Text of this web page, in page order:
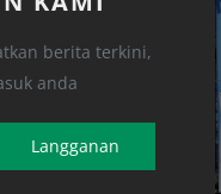
berita terkini,
anda
Langganan